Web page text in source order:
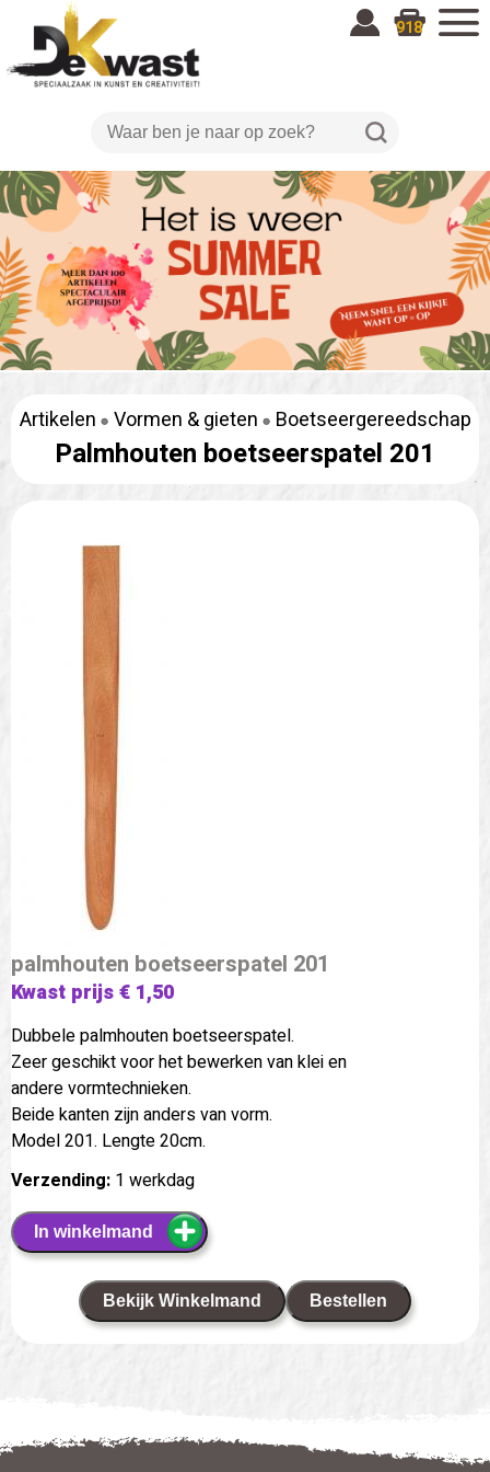
918
Artikelen Vormen & gieten Boetseergereedschap
Palmhouten boetseerspatel 201
palmhouten boetseerspatel 201
Kwast prijs € 1,50
Dubbele palmhouten boetseerspatel.
Zeer geschikt voor het bewerken van klei en
andere vormtechnieken.
Beide kanten zijn anders van vorm.
Model 201. Lengte 20cm.
Verzending: 1 werkdag
In winkelmand
Bekijk Winkelmand Bestellen